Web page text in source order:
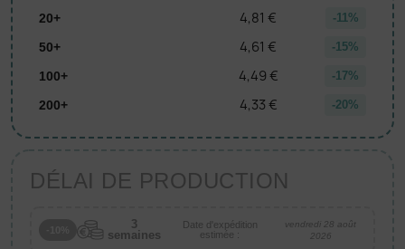
20+ 4,81 € -11%
50+ 4,61 € -15%
100+ 4,49 € -17%
200+ 4,33 € -20%
DÉLAI DE PRODUCTION
3
semaines
Date d'expédition
estimée :
vendredi 28 août
2026